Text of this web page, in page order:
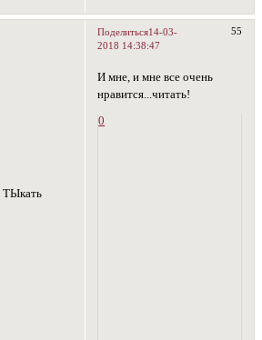
Поделиться 55
14-03-
2018 14:38:47
ТЫкать
И мне, и мне все очень
нравится...читать!
0